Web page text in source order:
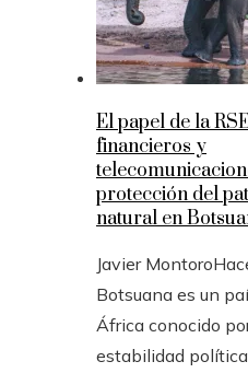
El papel de la
financieros y
protección del
natural en
Javier Montoro
Botsuana es un
África conocido
estabilidad